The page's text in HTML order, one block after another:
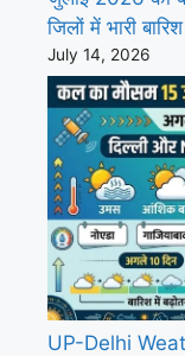
जिलों में भारी
July 14, 2026
UP-Delhi